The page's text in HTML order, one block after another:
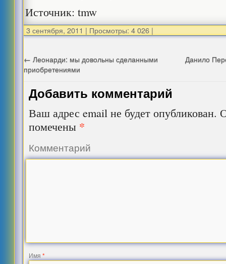
Источник: tmw
3 сентября, 2011 | Просмотры: 4 026 |
← Леонарди: мы довольны сделанными
приобретениями
Данило
Добавить комментарий
Ваш адрес email не будет опубликован.
помечены *
Комментарий
Имя*